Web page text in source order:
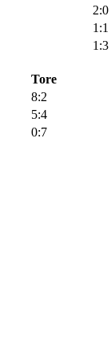
2:0
1:1
1:3
Tore
8:2
5:4
0:7